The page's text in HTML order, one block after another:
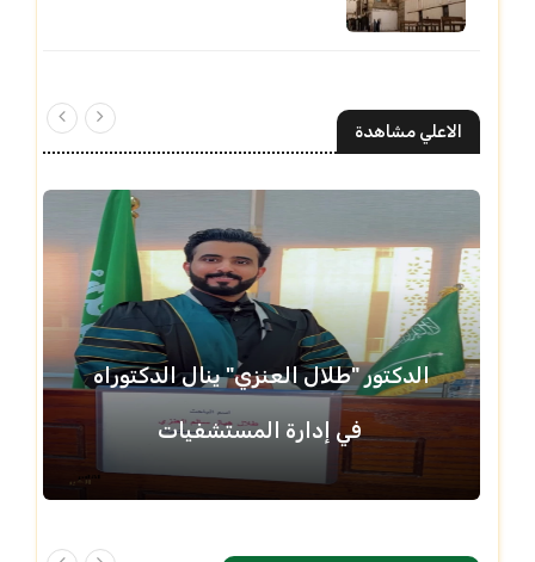
الاعلي مشاهدة
الدكتور "طلال العنزي" ينال الدكتوراه
في إدارة المستشفيات